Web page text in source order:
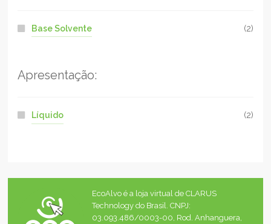
Base Solvente (2)
Apresentação:
Líquido (2)
EcoAlvo é a loja virtual de CLARUS
Technology do Brasil. CNPJ:
03.093.486/0003-00, Rod. Anhanguera,